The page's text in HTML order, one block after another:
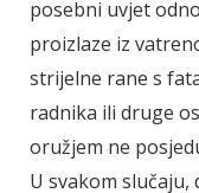
posebni uvjet
proizlaze iz
strijelne rane s
radnika ili druge
oružjem ne
U svakom